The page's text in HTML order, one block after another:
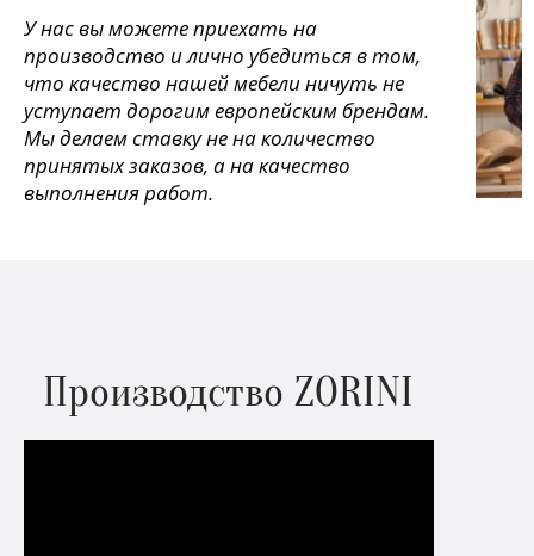
У нас вы можете приехать на
производство и лично убедиться в том,
что качество нашей мебели ничуть не
уступает дорогим европейским брендам.
Мы делаем ставку не на количество
принятых заказов, а на качество
выполнения работ.
Производство ZORINI